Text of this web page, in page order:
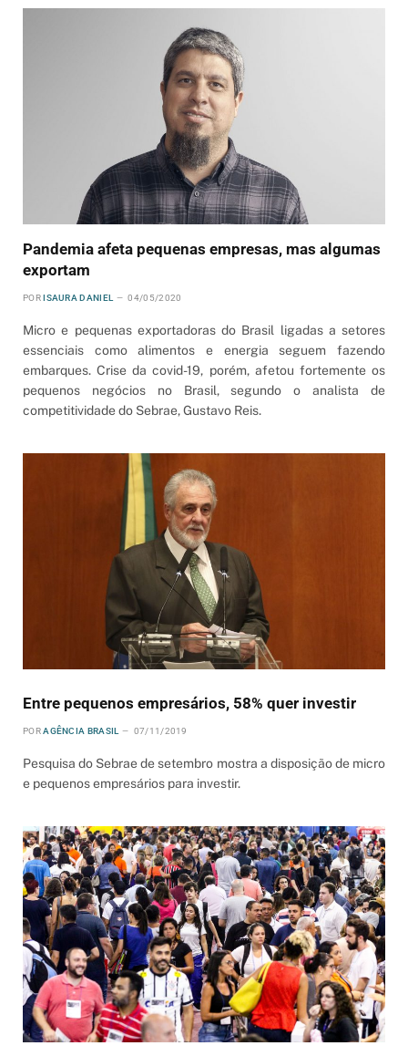
Pandemia afeta pequenas empresas, mas algumas
exportam
POR ISAURA DANIEL 04/05/2020
Micro e pequenas exportadoras do Brasil ligadas a setores
essenciais como alimentos e energia seguem fazendo
embarques. Crise da covid-19, porém, afetou fortemente os
pequenos negócios no Brasil, segundo o analista de
competitividade do Sebrae, Gustavo Reis.
Entre pequenos empresários, 58% quer investir
POR AGÊNCIA BRASIL 07/11/2019
Pesquisa do Sebrae de setembro mostra a disposição de micro
e pequenos empresários para investir.